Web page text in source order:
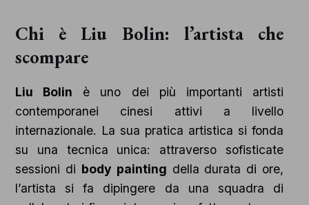
Chi è Liu Bolin: l’artista che
scompare
Liu Bolin è uno dei più importanti artisti
contemporanei cinesi attivi a livello
internazionale. La sua pratica artistica si fonda
su una tecnica unica: attraverso sofisticate
sessioni di body painting della durata di ore,
l’artista si fa dipingere da una squadra di